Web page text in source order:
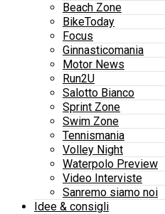
Beach Zone
BikeToday
Focus
Ginnasticomania
Motor News
Run2U
Salotto Bianco
Sprint Zone
Swim Zone
Tennismania
Volley Night
Waterpolo Preview
Video Interviste
Sanremo siamo noi
Idee & consigli